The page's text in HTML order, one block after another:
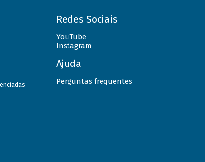
Redes Sociais
YouTube
Instagram
Ajuda
Perguntas frequentes